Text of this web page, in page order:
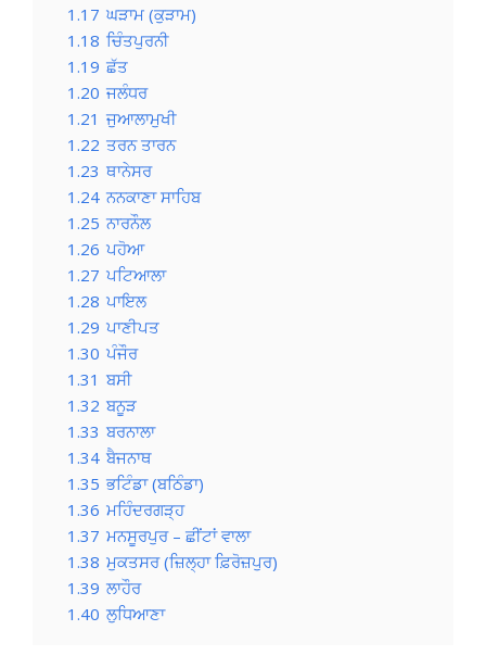
1.17 ਘੜਾਮ (ਕੁੜਾਮ)
1.18 ਚਿੰਤਪੁਰਨੀ
1.19 ਛੱਤ
1.20 ਜਲੰਧਰ
1.21 ਜੁਆਲਾਮੁਖੀ
1.22 ਤਰਨ ਤਾਰਨ
1.23 ਥਾਨੇਸਰ
1.24 ਨਨਕਾਣਾ ਸਾਹਿਬ
1.25 ਨਾਰਨੌਲ
1.26 ਪਹੋਆ
1.27 ਪਟਿਆਲਾ
1.28 ਪਾਇਲ
1.29 ਪਾਣੀਪਤ
1.30 ਪੰਜੌਰ
1.31 ਬਸੀ
1.32 ਬਨੂੜ
1.33 ਬਰਨਾਲਾ
1.34 ਬੈਜਨਾਥ
1.35 ਭਟਿੰਡਾ (ਬਠਿੰਡਾ)
1.36 ਮਹਿੰਦਰਗੜ੍ਹ
1.37 ਮਨਸੂਰਪੁਰ – ਛੀਂਟਾਂ ਵਾਲਾ
1.38 ਮੁਕਤਸਰ (ਜ਼ਿਲ੍ਹਾ ਫ਼ਿਰੋਜ਼ਪੁਰ)
1.39 ਲਾਹੌਰ
1.40 ਲੁਧਿਆਣਾ